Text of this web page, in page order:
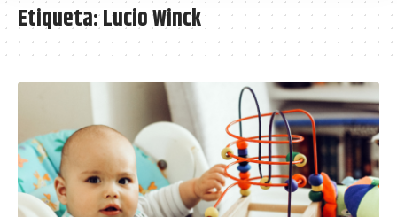
Etiqueta:Lucio Winck